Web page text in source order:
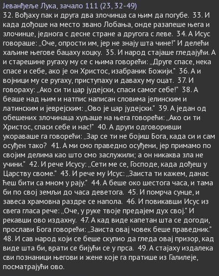
Јеванђеље Лука, зачало 111 (23, 32-49)
32. Вођаху пак и друга два злочинца са њим да погубе. 33. И
када дођоше на место звано Лобања, онде разапеше њега и
злочинце, једнога с десне стране а другога с леве. 34. А Исус
говораше: „Оче, опрости им, јер не знају шта чине!" И делећи
хаљине његове бацаху коцку. 35. И народ стајаше гледајући. А
и старешине ругаху му се с њима говорећи: „Друге спасе, нека
спасе и себе, ако је он Христос, изабраник Божији." 36. А и
војници му се ругаху, приступаху и даваху му оцат. 37. И
говораху: „Ако си ти цар јудејски, спаси самог себе!" 38. А
беаше над њим и натпис написан словима јелинским и
латинским и јеврејским: „Ово је цар јудејски." 39. А један од
обешених злочинаца хуљаше на њега говорећи: „Ако си ти
Христос, спаси себе и нас!" 40. А други одговоривши
укораваше га говорећи: „Зар се ти не бојиш Бога, када си и сам
осуђен тако? 41. А ми смо праведно осуђени, јер примамо по
својим делима као што смо заслужили; а он никаква зла не
учини." 42. И рече Исусу: „Сети ме се, Господе, када дођеш у
Царству своме." 43. И рече му Исус: „Заиста ти кажем, данас
ћеш бити са мном у рају." 44. А беше око шестога часа, и тама
би по свој земљи до часа деветога. 45. И помрча сунце, и
завеса храмовна раздре се напола. 46. И повикавши Исус из
свега гласа рече: „Оче, у руке твоје предајем дух свој." И
рекавши ово издахну. 47. А кад виде капетан шта се догоди,
прослави Бога говорећи: „Заиста овај човек беше праведник."
48. И сав народ који се беше скупио да гледа овај призор, кад
виде шта би, врати се бијући се у прса. 49. А стајаху издалека
сви познаници његови и жене које га пратише из Галилеје,
посматрајући ово.